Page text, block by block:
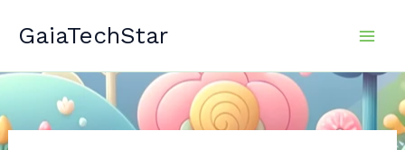
GaiaTechStar